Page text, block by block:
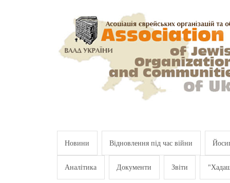
Новини Відновлення під час війни
Аналітика Документи Звіти